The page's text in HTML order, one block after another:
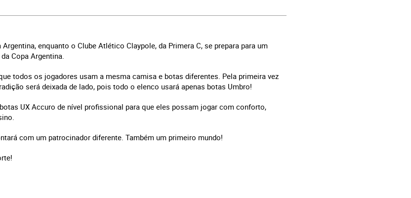
enquanto o Clube Atlético Claypole, da Primera C, se prepara para um
Copa Argentina.
todos os jogadores usam a mesma camisa e botas diferentes. Pela primeira vez
será deixada de lado, pois todo o elenco usará apenas botas Umbro!
UX Accuro de nível profissional para que eles possam jogar com conforto,
com um patrocinador diferente. Também um primeiro mundo!